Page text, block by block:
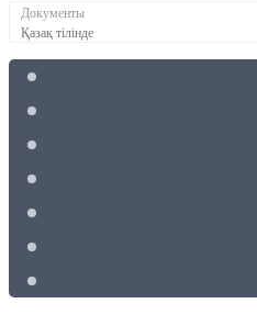
Документы
Қазақ тілінде